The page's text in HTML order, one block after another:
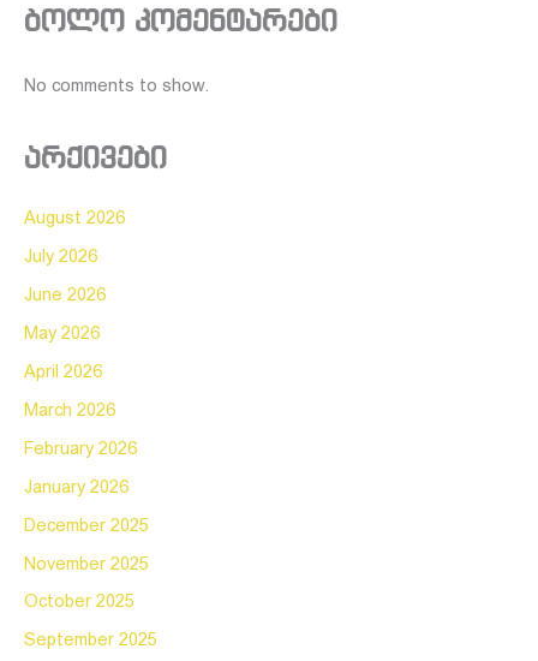
ბოლო კომენტარები
No comments to show.
არქივები
August 2026
July 2026
June 2026
May 2026
April 2026
March 2026
February 2026
January 2026
December 2025
November 2025
October 2025
September 2025